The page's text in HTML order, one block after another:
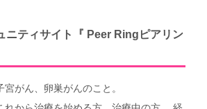
ニティサイト『 Peer Ringピアリン
がん、卵巣がんのこと。